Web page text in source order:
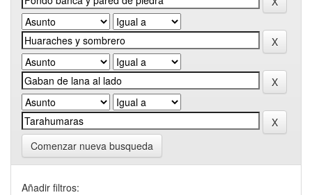
Comenzar nueva busqueda
Añadir filtros: